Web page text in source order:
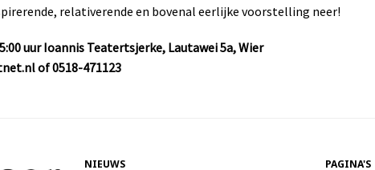
relativerende en bovenal eerlijke voorstelling neer!
uur Ioannis Teatertsjerke, Lautawei 5a, Wier
of 0518-471123
NIEUWS PAGINA'S